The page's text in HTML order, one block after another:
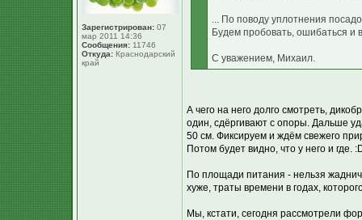
Зарегистрирован: 07
мар 2011 14:36
Сообщения: 11746
Откуда: Краснодарский
край
... По поводу уплотнения
Будем пробовать, ошибаться и
С уважением, Михаил.
А чего на него долго смотреть,
один, сдёргивают с опоры. Дальше
50 см. Фиксируем и ждём свежего
Потом будет видно, что у него и где.
По площади питания - нельзя
хуже, траты времени в годах,
Мы, кстати, сегодня рассмотрели